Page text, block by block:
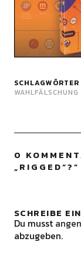
SCHLAGWÖRTER
WAHLFÄLSCHUNG
0
„RIGGED“?”
SCHREIBE
Du musst
abzugeben.